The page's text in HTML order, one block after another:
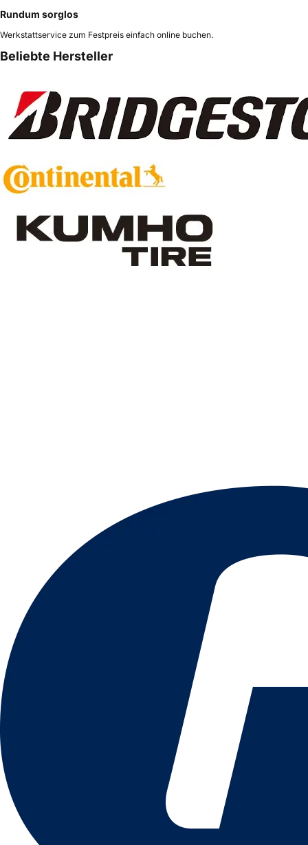
Rundum sorglos
Werkstattservice zum Festpreis einfach online buchen.
Beliebte Hersteller